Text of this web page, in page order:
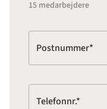
15 medarbejdere
Postnummer*
Telefonnr.*